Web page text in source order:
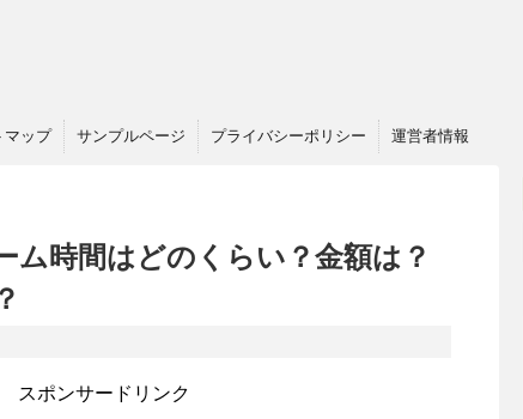
マップ サンプルページ プライバシーポリシー 運営者情報
ム時間はどのくらい？金額は？
スポンサードリンク